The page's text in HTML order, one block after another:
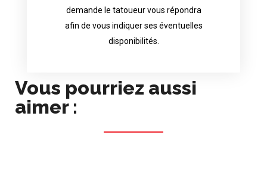
demande le tatoueur vous répondra
afin de vous indiquer ses éventuelles
disponibilités.
Contact directly the artist of your
choice because most are in great
Vous pourriez aussi
aimer :